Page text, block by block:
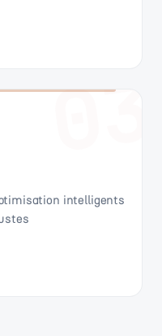
03
intelligents